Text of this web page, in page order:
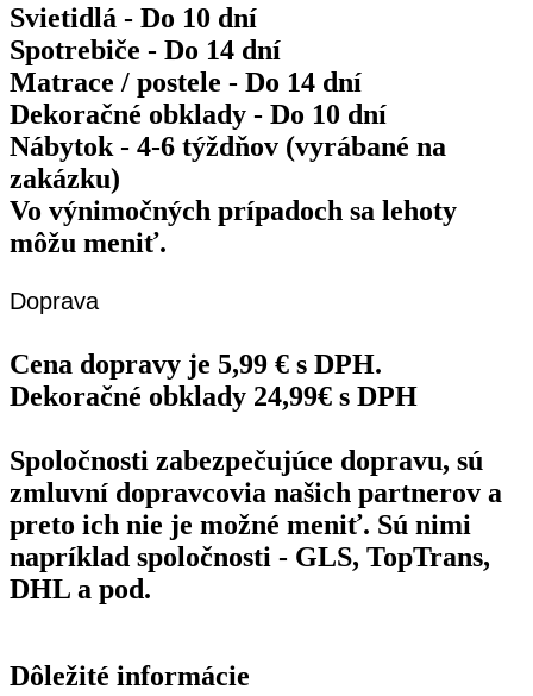
Svietidlá - Do 10 dní
Spotrebiče - Do 14 dní
Matrace / postele - Do 14 dní
Dekoračné obklady - Do 10 dní
Nábytok - 4-6 týždňov (vyrábané na
zakázku)
Vo výnimočných prípadoch sa lehoty
môžu meniť.
Doprava
Cena dopravy je 5,99 € s DPH.
Dekoračné obklady 24,99€ s DPH
Spoločnosti zabezpečujúce dopravu, sú
zmluvní dopravcovia našich partnerov a
preto ich nie je možné meniť. Sú nimi
napríklad spoločnosti - GLS, TopTrans,
DHL a pod.
Dôležité informácie